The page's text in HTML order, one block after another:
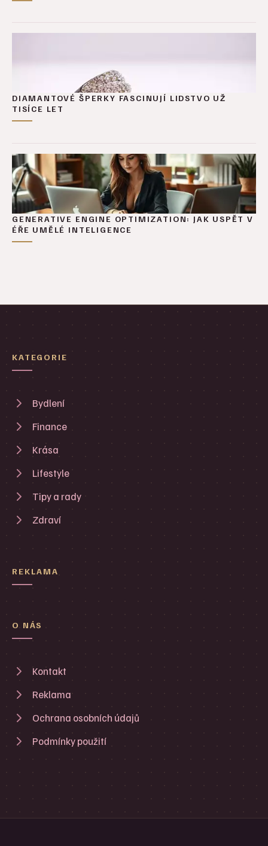
DIAMANTOVÉ ŠPERKY FASCINUJÍ LIDSTVO UŽ
TISÍCE LET
GENERATIVE ENGINE OPTIMIZATION: JAK USPĚT V
ÉŘE UMĚLÉ INTELIGENCE
KATEGORIE
Bydlení
Finance
Krása
Lifestyle
Tipy a rady
Zdraví
REKLAMA
O NÁS
Kontakt
Reklama
Ochrana osobních údajů
Podmínky použití